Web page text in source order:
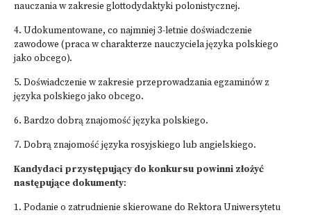
nauczania w zakresie glottodydaktyki polonistycznej.
4. Udokumentowane, co najmniej 3-letnie doświadczenie
zawodowe (praca w charakterze nauczyciela języka polskiego
jako obcego).
5. Doświadczenie w zakresie przeprowadzania egzaminów z
języka polskiego jako obcego.
6. Bardzo dobrą znajomość języka polskiego.
7. Dobrą znajomość języka rosyjskiego lub angielskiego.
Kandydaci przystępujący do konkursu powinni złożyć
następujące dokumenty:
1. Podanie o zatrudnienie skierowane do Rektora Uniwersytetu